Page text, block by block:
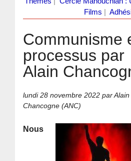
Films
Communisme
processus par
Alain
lundi 28 novembre 2022 par Alain
Chancogne (ANC)
Nous